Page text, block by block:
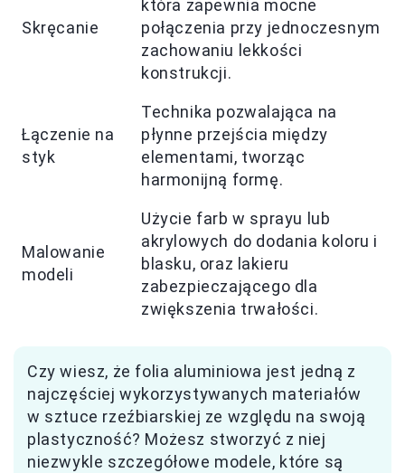
Skręcanie
która zapewnia mocne
połączenia przy jednoczesnym
zachowaniu lekkości
konstrukcji.
Łączenie na
styk
Technika pozwalająca na
płynne przejścia między
elementami, tworząc
harmonijną formę.
Malowanie
modeli
Użycie farb w sprayu lub
akrylowych do dodania koloru i
blasku, oraz lakieru
zabezpieczającego dla
zwiększenia trwałości.
Czy wiesz, że folia aluminiowa jest jedną z
najczęściej wykorzystywanych materiałów
w sztuce rzeźbiarskiej ze względu na swoją
plastyczność? Możesz stworzyć z niej
niezwykle szczegółowe modele, które są